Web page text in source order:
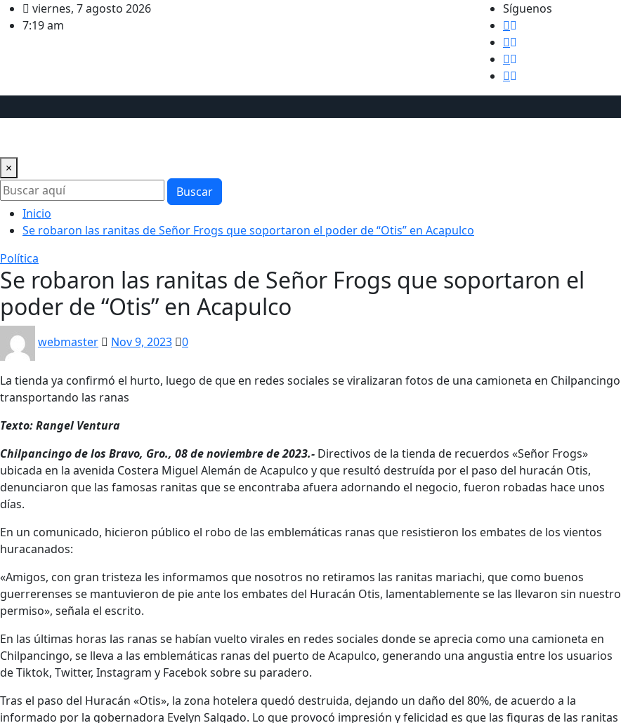
Saltar viernes, 7 agosto 2026
7:19 am
Síguenos
×
Buscar
Inicio
Se robaron las ranitas de Señor Frogs que soportaron el poder de “Otis” en Acapulco
Política
Se robaron las ranitas de Señor Frogs que soportaron el
poder de “Otis” en Acapulco
webmaster Nov 9, 2023 0
La tienda ya confirmó el hurto, luego de que en redes sociales se viralizaran fotos de una camioneta en Chilpancingo
transportando las ranas
Texto: Rangel Ventura
Chilpancingo de los Bravo, Gro., 08 de noviembre de 2023.- Directivos de la tienda de recuerdos «Señor Frogs»
ubicada en la avenida Costera Miguel Alemán de Acapulco y que resultó destruída por el paso del huracán Otis,
denunciaron que las famosas ranitas que se encontraba afuera adornando el negocio, fueron robadas hace unos
días.
En un comunicado, hicieron público el robo de las emblemáticas ranas que resistieron los embates de los vientos
huracanados:
«Amigos, con gran tristeza les informamos que nosotros no retiramos las ranitas mariachi, que como buenos
guerrerenses se mantuvieron de pie ante los embates del Huracán Otis, lamentablemente se las llevaron sin nuestro
permiso», señala el escrito.
En las últimas horas las ranas se habían vuelto virales en redes sociales donde se aprecia como una camioneta en
Chilpancingo, se lleva a las emblemáticas ranas del puerto de Acapulco, generando una angustia entre los usuarios
de Tiktok, Twitter, Instagram y Facebok sobre su paradero.
Tras el paso del Huracán «Otis», la zona hotelera quedó destruida, dejando un daño del 80%, de acuerdo a la
informado por la gobernadora Evelyn Salgado. Lo que provocó impresión y felicidad es que las figuras de las ranitas